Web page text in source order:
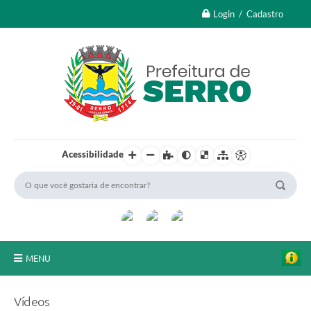
Login / Cadastro
Acessibilidade
MENU
Vídeos